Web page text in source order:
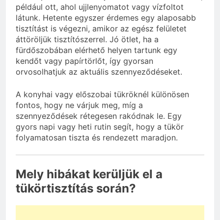
például ott, ahol ujjlenyomatot vagy vízfoltot
látunk. Hetente egyszer érdemes egy alaposabb
tisztítást is végezni, amikor az egész felületet
áttöröljük tisztítószerrel. Jó ötlet, ha a
fürdőszobában elérhető helyen tartunk egy
kendőt vagy papírtörlőt, így gyorsan
orvosolhatjuk az aktuális szennyeződéseket.
A konyhai vagy előszobai tükröknél különösen
fontos, hogy ne várjuk meg, míg a
szennyeződések rétegesen rakódnak le. Egy
gyors napi vagy heti rutin segít, hogy a tükör
folyamatosan tiszta és rendezett maradjon.
Mely hibákat kerüljük el a
tükörtisztítás során?